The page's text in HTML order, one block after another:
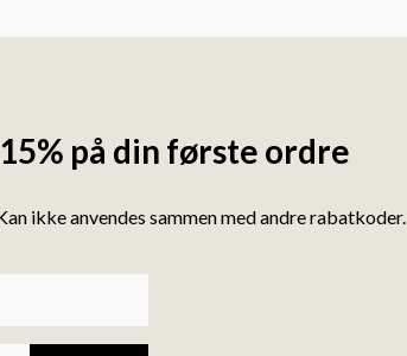
på din første ordre
ikke anvendes sammen med andre rabatkoder.